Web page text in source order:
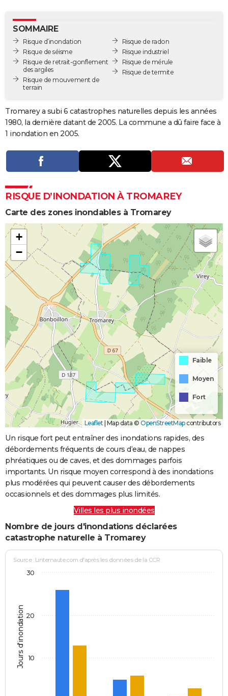
GUIDES D'ACHAT
BONS PLANS
CARTE DE VOEUX
Carte de Noël
Carte Bonne année
Carte Saint-Valentin
Carte Pâques
Carte d'anniversaire
Dictionnaire
Biographies
Citations
Expressions
Proverbes
PROGRAMME TV
COPAINS D'AVANT
Se connecter
Collèges
Universités
Entreprises
Service militaire
Avis de recherche
AVIS DE DÉCÈS
Bricolage
Lifestyle
Culture
Sport
Auto
Television
Voyage
Cinema
SOMMAIRE
Risque d’inondation
Risque de séisme
Risque de retrait-gonflement
des argiles
Risque de mouvement de
terrain
Risque de radon
Risque industriel
Risque de mérule
Risque de termite
Tromarey a subi 6 catastrophes naturelles depuis les années
1980, la dernière datant de 2005. La commune a dû faire face à
1 inondation en 2005.
RISQUE D’INONDATION À TROMAREY
Carte des zones inondables à Tromarey
+
−
Faible
Moyen
Fort
Leaflet | Map data © OpenStreetMapcontributors
Un risque fort peut entraîner des inondations rapides, des
débordements fréquents de cours d’eau, de nappes
phréatiques ou de caves, et des dommages parfois
importants. Un risque moyen correspond à des inondations
plus modérées qui peuvent causer des débordements
occasionnels et des dommages plus limités.
Villes les plus inondées
Nombre de jours d'inondations déclarées
catastrophe naturelle à Tromarey
Jours d'inondation
Source : Linternaute.com d'après les données de la CCR
10
20
30